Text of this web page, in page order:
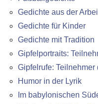
Gedichte aus der
Gedichte für Kinder
Gedichte mit Tradition
Gipfelportraits:
Gipfelrufe:
Humor in der Lyrik
Im babylonischen